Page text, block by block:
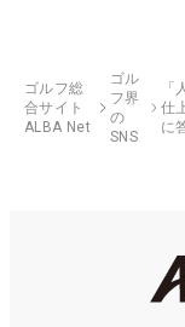
ゴルフ総
合サイト
ALBA Net
ゴル
フ界
の
SNS
仕
に